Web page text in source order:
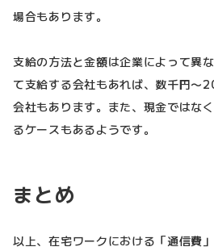
場合もあります。
支給の方法と金額は企業によって異
て支給する会社もあれば、数千円〜
会社もあります。また、現金ではな
るケースもあるようです。
まとめ
以上、在宅ワークにおける「通信費